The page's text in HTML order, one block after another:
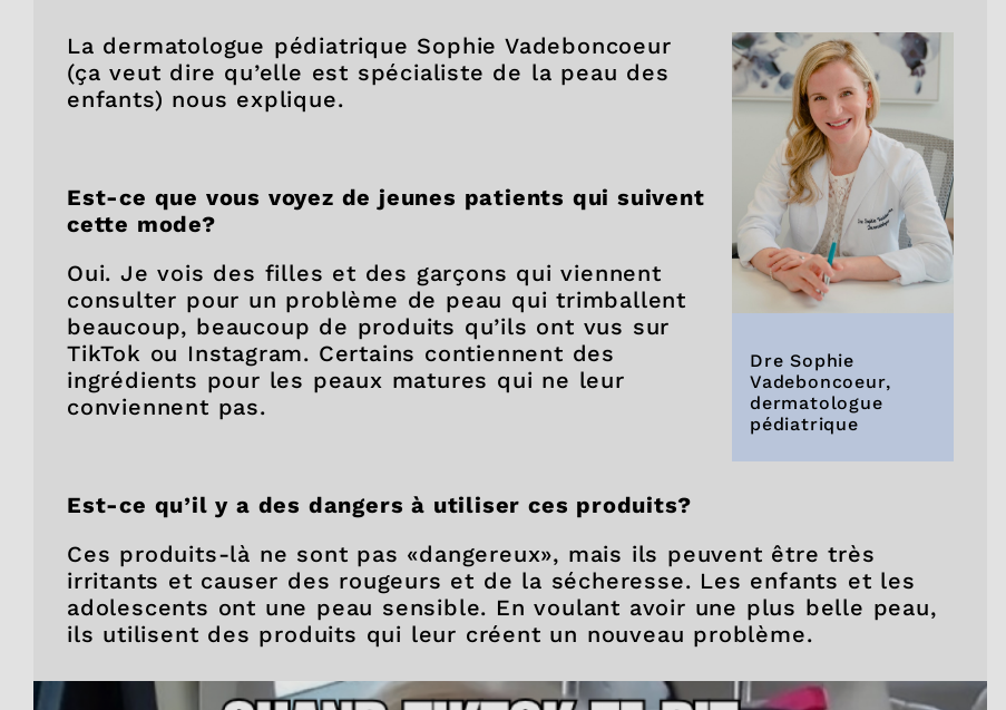
Dre Sophie
Vadeboncoeur,
dermatologue
pédiatrique
La dermatologue pédiatrique Sophie Vadeboncoeur
(ça veut dire qu’elle est spécialiste de la peau des
enfants) nous explique.
Est-ce que vous voyez de jeunes patients qui suivent
cette mode?
Oui. Je vois des filles et des garçons qui viennent
consulter pour un problème de peau qui trimballent
beaucoup, beaucoup de produits qu’ils ont vus sur
TikTok ou Instagram. Certains contiennent des
ingrédients pour les peaux matures qui ne leur
conviennent pas.
Est-ce qu’il y a des dangers à utiliser ces produits?
Ces produits-là ne sont pas «dangereux», mais ils peuvent être très
irritants et causer des rougeurs et de la sécheresse. Les enfants et les
adolescents ont une peau sensible. En voulant avoir une plus belle peau,
ils utilisent des produits qui leur créent un nouveau problème.